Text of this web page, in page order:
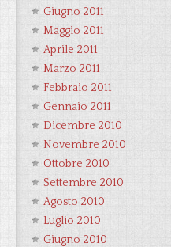
Giugno 2011
Maggio 2011
Aprile 2011
Marzo 2011
Febbraio 2011
Gennaio 2011
Dicembre 2010
Novembre 2010
Ottobre 2010
Settembre 2010
Agosto 2010
Luglio 2010
Giugno 2010